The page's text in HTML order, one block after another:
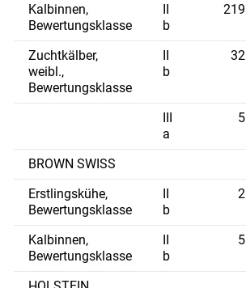
Skip to main content
Kalbinnen,
Bewertungsklasse
II
b
219
Zuchtkälber,
weibl.,
Bewertungsklasse
II
b
32
III
a
5
BROWN SWISS
Erstlingskühe,
Bewertungsklasse
II
b
2
Kalbinnen,
Bewertungsklasse
II
b
5